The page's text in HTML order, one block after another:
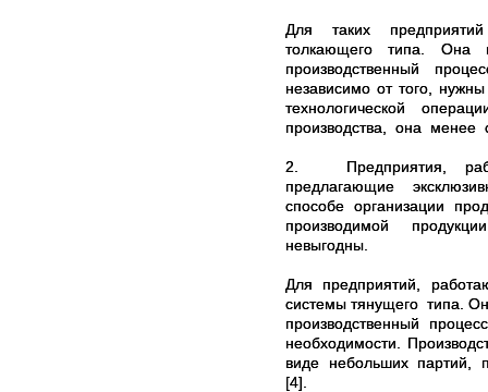
Для таких предприятий
толкающего типа. Она
производственный
независимо от того,
технологической
производства, она менее
2.
Предприятия,
предлагающие
способе организации
производимой
невыгодны.
Для предприятий,
системы тянущего типа.
производственный
необходимости.
виде небольших партий,
[4].